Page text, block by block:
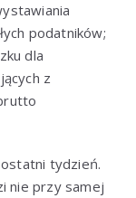
podatników;
dla
z
tydzień.
nie przy samej